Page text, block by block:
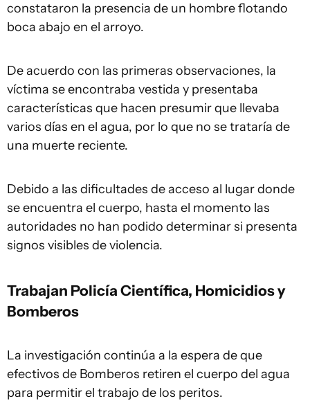
constataron la presencia de un hombre flotando
boca abajo en el arroyo.
De acuerdo con las primeras observaciones, la
víctima se encontraba vestida y presentaba
características que hacen presumir que llevaba
varios días en el agua, por lo que no se trataría de
una muerte reciente.
Debido a las dificultades de acceso al lugar donde
se encuentra el cuerpo, hasta el momento las
autoridades no han podido determinar si presenta
signos visibles de violencia.
Trabajan Policía Científica, Homicidios y
Bomberos
La investigación continúa a la espera de que
efectivos de Bomberos retiren el cuerpo del agua
para permitir el trabajo de los peritos.